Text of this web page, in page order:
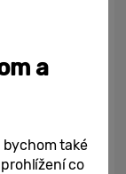
v hodinkách
převratné
a
bychom také
co